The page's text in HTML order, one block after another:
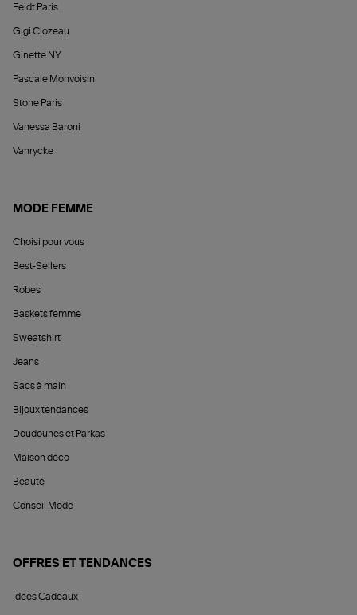
Feidt Paris
Gigi Clozeau
Ginette NY
Pascale Monvoisin
Stone Paris
Vanessa Baroni
Vanrycke
MODE FEMME
Choisi pour vous
Best-Sellers
Robes
Baskets femme
Sweatshirt
Jeans
Sacs à main
Bijoux tendances
Doudounes et Parkas
Maison déco
Beauté
Conseil Mode
OFFRES ET TENDANCES
Idées Cadeaux